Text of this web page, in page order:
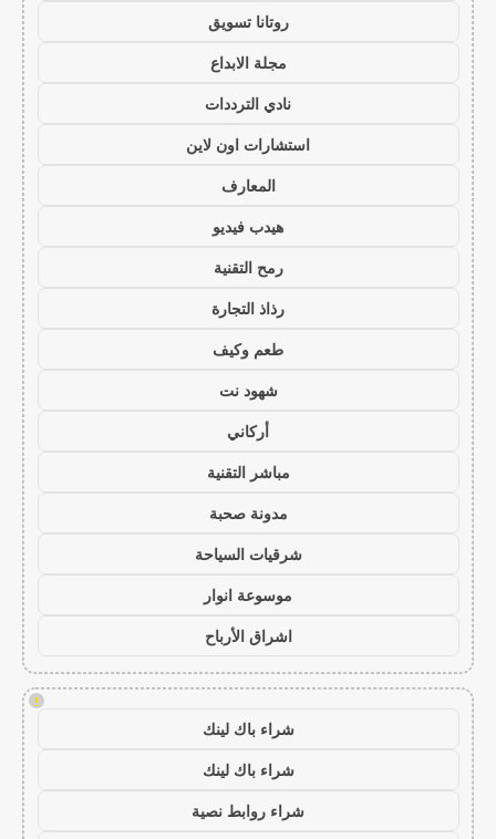
روتانا تسويق
مجلة الابداع
نادي الترددات
استشارات اون لاين
المعارف
هيدب فيديو
رمح التقنية
رذاذ التجارة
طعم وكيف
شهود نت
أركاني
مباشر التقنية
مدونة صحبة
شرقيات السياحة
موسوعة انوار
اشراق الأرباح
!
شراء باك لينك
شراء باك لينك
شراء روابط نصية